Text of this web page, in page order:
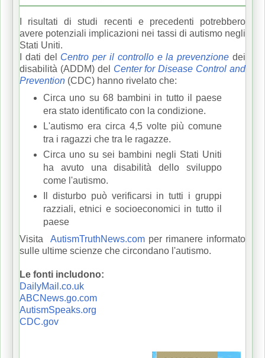
I risultati di studi recenti e precedenti potrebbero
avere potenziali implicazioni nei tassi di autismo negli
Stati Uniti.
I dati del Centro per il controllo e la prevenzione dei
disabilità (ADDM) del Center for Disease Control and
Prevention (CDC) hanno rivelato che:
Circa uno su 68 bambini in tutto il paese
era stato identificato con la condizione.
L'autismo era circa 4,5 volte più comune
tra i ragazzi che tra le ragazze.
Circa uno su sei bambini negli Stati Uniti
ha avuto una disabilità dello sviluppo
come l'autismo.
Il disturbo può verificarsi in tutti i gruppi
razziali, etnici e socioeconomici in tutto il
paese
Visita AutismTruthNews.com per rimanere informato
sulle ultime scienze che circondano l'autismo.
Le fonti includono:
DailyMail.co.uk
ABCNews.go.com
AutismSpeaks.org
CDC.gov